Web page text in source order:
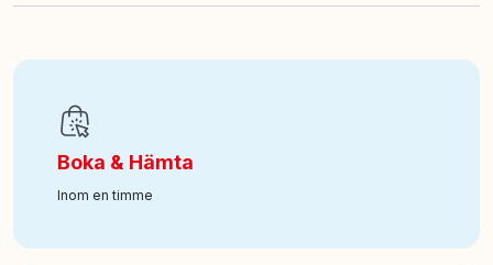
5702018060582
Ålder från :7
Boka & Hämta
Inom en timme